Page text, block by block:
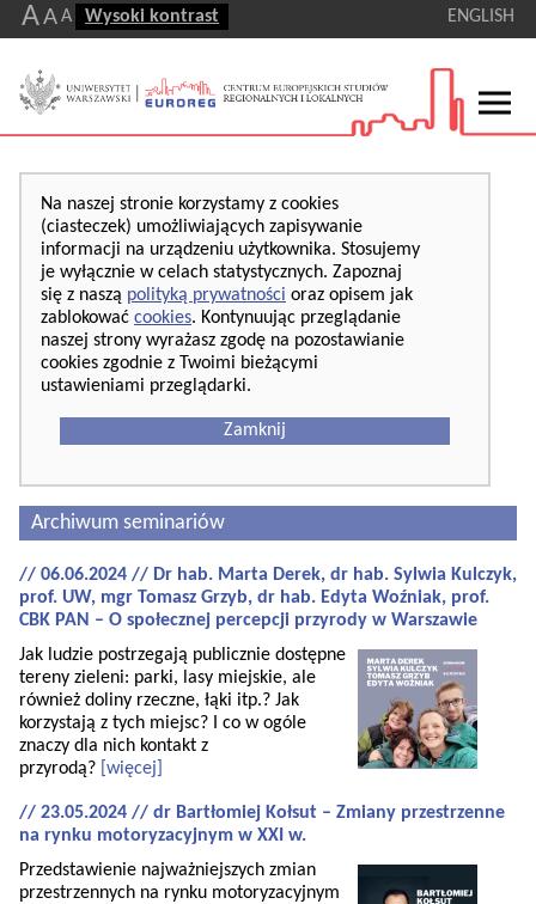
AA A Wysoki kontrast ENGLISH
Na naszej stronie korzystamy z cookies
(ciasteczek) umożliwiających zapisywanie
informacji na urządzeniu użytkownika. Stosujemy
je wyłącznie w celach statystycznych. Zapoznaj
się z naszą polityką prywatności oraz opisem jak
zablokować cookies. Kontynuując przeglądanie
naszej strony wyrażasz zgodę na pozostawianie
cookies zgodnie z Twoimi bieżącymi
ustawieniami przeglądarki.
Zamknij
Archiwum seminariów
// 06.06.2024 // Dr hab. Marta Derek, dr hab. Sylwia Kulczyk,
prof. UW, mgr Tomasz Grzyb, dr hab. Edyta Woźniak, prof.
CBK PAN – O społecznej percepcji przyrody w Warszawie
Jak ludzie postrzegają publicznie dostępne
tereny zieleni: parki, lasy miejskie, ale
również doliny rzeczne, łąki itp.? Jak
korzystają z tych miejsc? I co w ogóle
znaczy dla nich kontakt z
przyrodą? [więcej]
// 23.05.2024 // dr Bartłomiej Kołsut – Zmiany przestrzenne
na rynku motoryzacyjnym w XXI w.
Przedstawienie najważniejszych zmian
przestrzennych na rynku motoryzacyjnym